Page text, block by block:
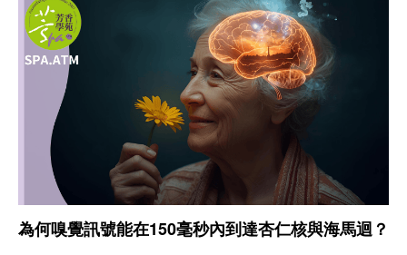
為何嗅覺訊號能在150毫秒內到達杏仁核與海馬迴？